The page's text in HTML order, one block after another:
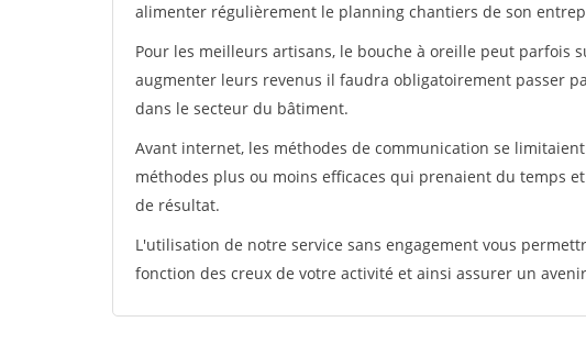
alimenter régulièrement le planning chantiers de son
Pour les meilleurs artisans, le bouche à oreille peut parfois
augmenter leurs revenus il faudra obligatoirement passer
dans le secteur du bâtiment.
Avant internet, les méthodes de communication se
méthodes plus ou moins efficaces qui prenaient du temps
de résultat.
L'utilisation de notre service sans engagement vous
fonction des creux de votre activité et ainsi assurer un